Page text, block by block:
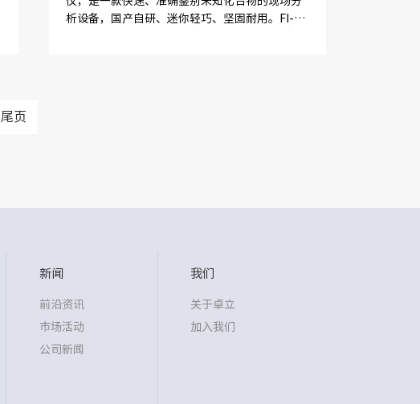
析设备，国产自研、迷你轻巧、坚固耐用。FI-
尾页
新闻
前沿资讯
市场活动
公司新闻
我们
关于卓立
加入我们